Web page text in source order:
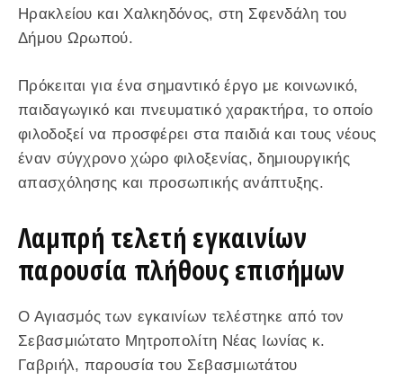
Ηρακλείου και Χαλκηδόνος, στη Σφενδάλη του
Δήμου Ωρωπού.
Πρόκειται για ένα σημαντικό έργο με κοινωνικό,
παιδαγωγικό και πνευματικό χαρακτήρα, το οποίο
φιλοδοξεί να προσφέρει στα παιδιά και τους νέους
έναν σύγχρονο χώρο φιλοξενίας, δημιουργικής
απασχόλησης και προσωπικής ανάπτυξης.
Λαμπρή τελετή εγκαινίων
παρουσία πλήθους επισήμων
Ο Αγιασμός των εγκαινίων τελέστηκε από τον
Σεβασμιώτατο Μητροπολίτη Νέας Ιωνίας κ.
Γαβριήλ, παρουσία του Σεβασμιωτάτου